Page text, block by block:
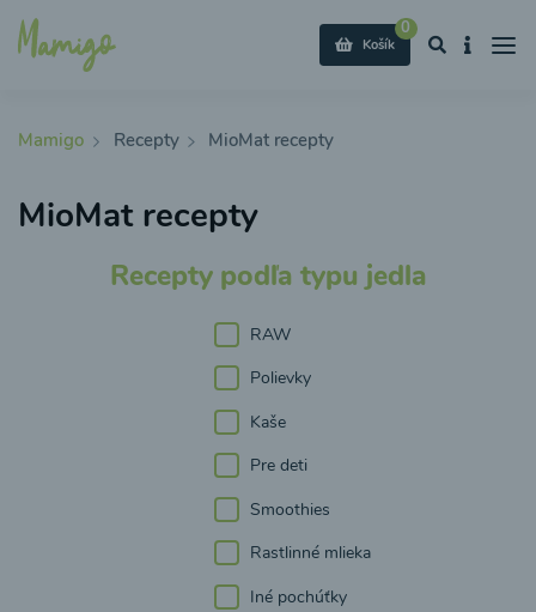
0
Košík
Mamigo Recepty MioMat recepty
MioMat recepty
Recepty podľa typu jedla
RAW
Polievky
Kaše
Pre deti
Smoothies
Rastlinné mlieka
Iné pochúťky